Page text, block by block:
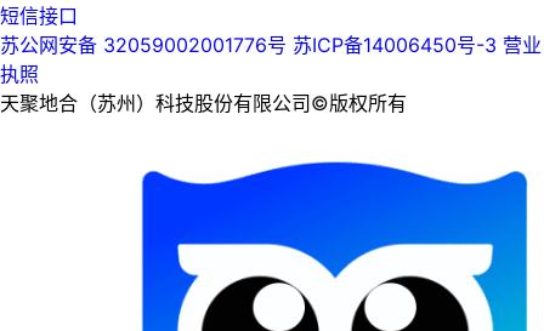
短信接口
苏公网安备 32059002001776号 苏ICP备14006450号-3 营业
执照
天聚地合（苏州）科技股份有限公司©版权所有